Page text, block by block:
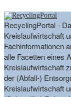
RecyclingPortal -
Kreislaufwirtschaft
Fachinformationen
alle Facetten eines
Kreislaufwirtschaft
der (Abfall-)
Kreislaufwirtschaft